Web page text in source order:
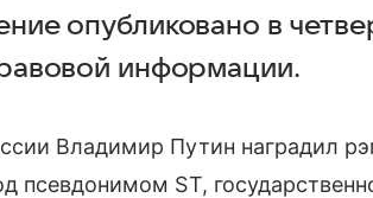
опубликовано в
информации.
Владимир Путин наградил
псевдонимом ST,